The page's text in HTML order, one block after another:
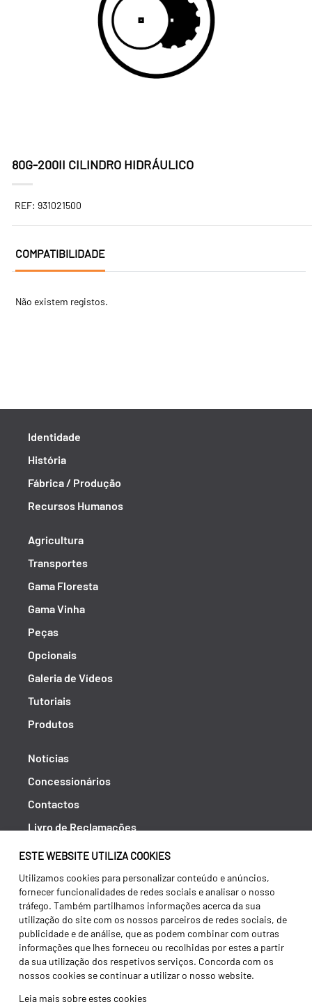
ESTE WEBSITE UTILIZA COOKIES
Utilizamos cookies para personalizar conteúdo e anúncios,
fornecer funcionalidades de redes sociais e analisar o nosso
tráfego. Também partilhamos informações acerca da sua
utilização do site com os nossos parceiros de redes sociais, de
publicidade e de análise, que as podem combinar com outras
informações que lhes forneceu ou recolhidas por estes a partir
da sua utilização dos respetivos serviços. Concorda com os
nossos cookies se continuar a utilizar o nosso website.
Leia mais sobre estes cookies
80G-200II CILINDRO HIDRÁULICO
REF: 931021500
COMPATIBILIDADE
Não existem registos.
Identidade
História
Fábrica / Produção
Recursos Humanos
Agricultura
Transportes
Gama Floresta
Gama Vinha
Peças
Opcionais
Galeria de Vídeos
Tutoriais
Produtos
Notícias
Concessionários
Contactos
Livro de Reclamações
Política de Privacidade
Canal de Denúncias (RGPC)
Termos e condições